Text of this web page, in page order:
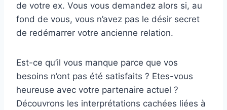
de votre ex. Vous vous demandez alors si, au
fond de vous, vous n’avez pas le désir secret
de redémarrer votre ancienne relation.
Est-ce qu’il vous manque parce que vos
besoins n’ont pas été satisfaits ? Etes-vous
heureuse avec votre partenaire actuel ?
Découvrons les interprétations cachées liées à